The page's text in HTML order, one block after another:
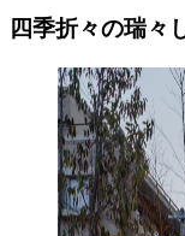
四季折々の瑞々